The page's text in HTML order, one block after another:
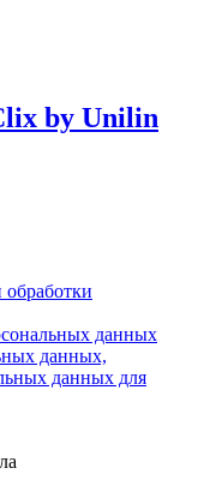
by Unilin
данных
данных,
данных для